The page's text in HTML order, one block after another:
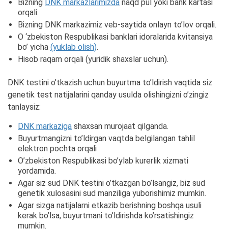
Bizning DNK markazlarimizda naqd pul yoki bank kartasi
orqali.
Bizning DNK markazimiz veb-saytida onlayn to’lov orqali.
O ‘zbekiston Respublikasi banklari idoralarida kvitansiya
bo’ yicha (yuklab olish).
Hisob raqam orqali (yuridik shaxslar uchun).
DNK testini o’tkazish uchun buyurtma to’ldirish vaqtida siz
genetik test natijalarini qanday usulda olishingizni o’zingiz
tanlaysiz:
DNK markaziga shaxsan murojaat qilganda.
Buyurtmangizni to’ldirgan vaqtda belgilangan tahlil
elektron pochta orqali
O’zbekiston Respublikasi bo’ylab kurerlik xizmati
yordamida.
Agar siz sud DNK testini o’tkazgan bo’lsangiz, biz sud
genetik xulosasini sud manziliga yuborishimiz mumkin.
Agar sizga natijalarni etkazib berishning boshqa usuli
kerak bo’lsa, buyurtmani to’ldirishda ko’rsatishingiz
mumkin.